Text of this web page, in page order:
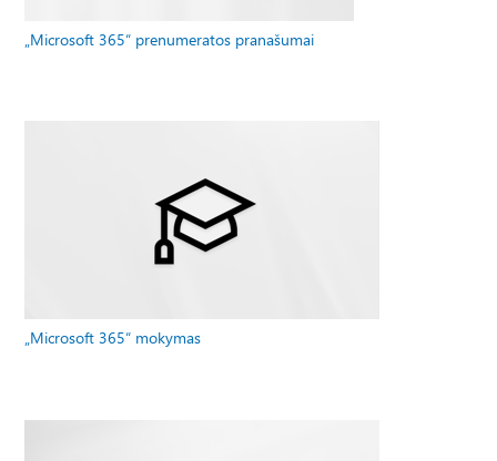
„Microsoft 365“ prenumeratos pranašumai
„Microsoft 365“ mokymas